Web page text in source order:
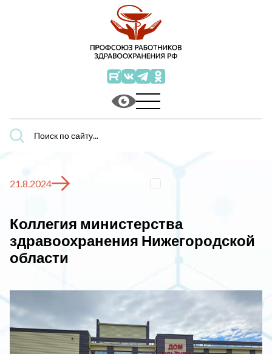
Поиск
по
21.8.2024
Коллегия министерства
здравоохранения Нижегородской
области